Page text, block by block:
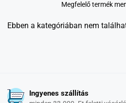
Megfelelő termék
Ebben a kategóriában nem
Ingyenes szállítás